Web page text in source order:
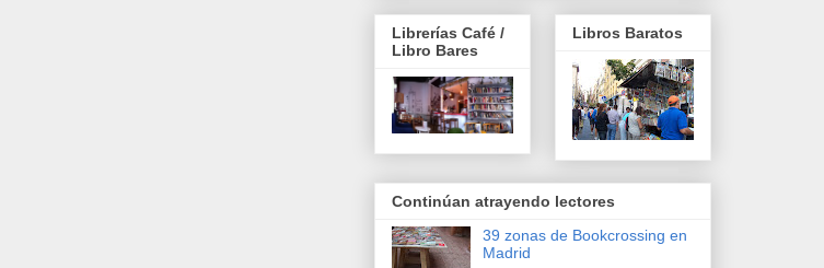
Librerías Café /
Libro Bares
Libros Baratos
Continúan atrayendo lectores
39 zonas de Bookcrossing en
Madrid